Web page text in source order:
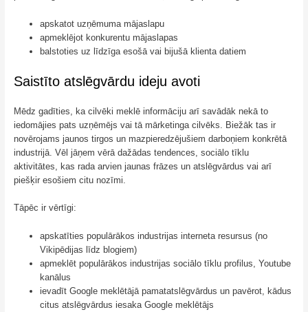
apskatot uzņēmuma mājaslapu
apmeklējot konkurentu mājaslapas
balstoties uz līdzīga esošā vai bijušā klienta datiem
Saistīto atslēgvārdu ideju avoti
Mēdz gadīties, ka cilvēki meklē informāciju arī savādāk nekā to
iedomājies pats uzņēmējs vai tā mārketinga cilvēks. Biežāk tas ir
novērojams jaunos tirgos un mazpieredzējušiem darboņiem konkrētā
industrijā. Vēl jāņem vērā dažādas tendences, sociālo tīklu
aktivitātes, kas rada arvien jaunas frāzes un atslēgvārdus vai arī
piešķir esošiem citu nozīmi.
Tāpēc ir vērtīgi:
apskatīties populārākos industrijas interneta resursus (no
Vikipēdijas līdz blogiem)
apmeklēt populārākos industrijas sociālo tīklu profilus, Youtube
kanālus
ievadīt Google meklētājā pamatatslēgvārdus un pavērot, kādus
citus atslēgvārdus iesaka Google meklētājs